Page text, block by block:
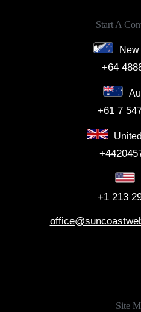
Start A
+64
+61 7
+1 213
Site